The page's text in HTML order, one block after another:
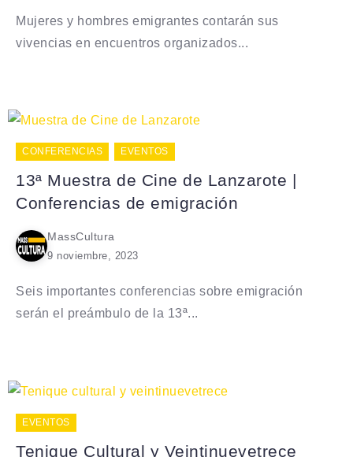
Mujeres y hombres emigrantes contarán sus
vivencias en encuentros organizados...
CONFERENCIAS EVENTOS
13ª Muestra de Cine de Lanzarote |
Conferencias de emigración
MassCultura
9 noviembre, 2023
Seis importantes conferencias sobre emigración
serán el preámbulo de la 13ª...
EVENTOS
Tenique Cultural y Veintinuevetrece